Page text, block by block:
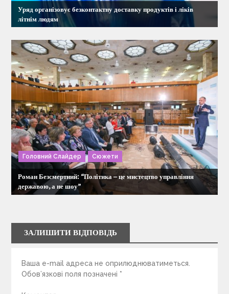
Уряд організовує безконтактну доставку продуктів і ліків
літнім людям
Головний Слайдер Сюжети
Роман Безсмертний: “Політика – це мистецтво управління
державою, а не шоу”
ЗАЛИШИТИ ВІДПОВІДЬ
Ваша e-mail адреса не оприлюднюватиметься.
Обов’язкові поля позначені *